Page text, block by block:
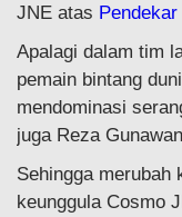
JNE atas
Apalagi dalam tim
pemain bintang
mendominasi
juga Reza
Sehingga merubah
keunggula Cosmo